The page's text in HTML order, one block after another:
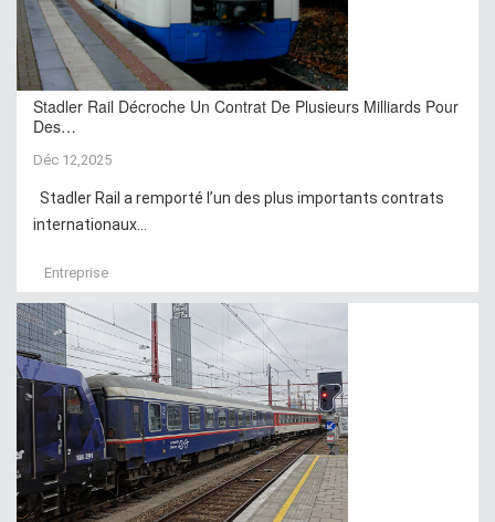
Stadler Rail Décroche Un Contrat De Plusieurs Milliards Pour
Des…
Déc 12,2025
Stadler Rail a remporté l’un des plus importants contrats
internationaux...
Entreprise